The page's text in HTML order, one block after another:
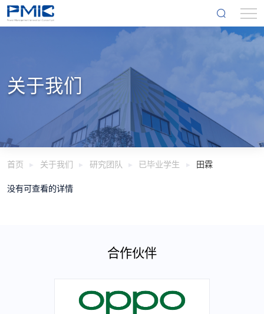
关于我们
首页 关于我们 研究团队 已毕业学生 田霖
没有可查看的详情
合作伙伴